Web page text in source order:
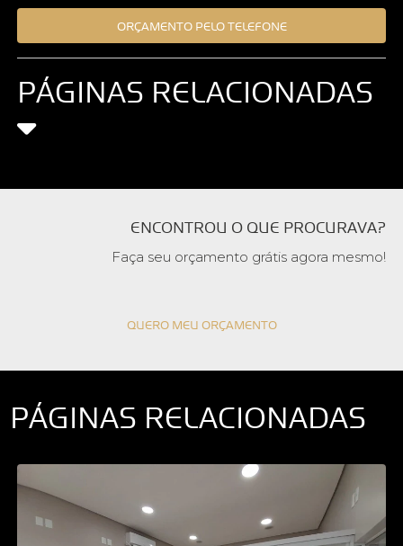
ORÇAMENTO PELO TELEFONE
PÁGINAS RELACIONADAS
ENCONTROU O QUE PROCURAVA?
Faça seu orçamento grátis agora mesmo!
QUERO MEU ORÇAMENTO
PÁGINAS RELACIONADAS